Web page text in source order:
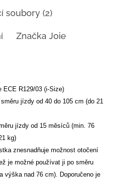
soubory (2)
Značka Joie
ECE R129/03 (i-Size)
jízdy od 40 do 105 cm (do 21
jízdy od 15 měsíců (min. 76
kg)
znesnadňuje možnost otočení
je možné používat ji po směru
výška nad 76 cm). Doporučeno je